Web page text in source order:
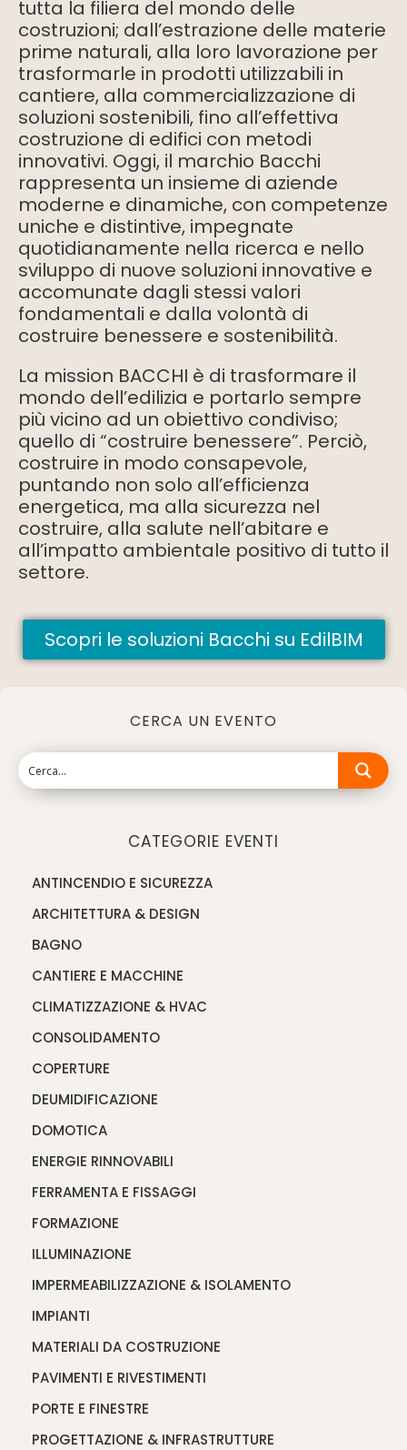
tutta la filiera del mondo delle
costruzioni; dall’estrazione delle materie
prime naturali, alla loro lavorazione per
trasformarle in prodotti utilizzabili in
cantiere, alla commercializzazione di
soluzioni sostenibili, fino all’effettiva
costruzione di edifici con metodi
innovativi. Oggi, il marchio Bacchi
rappresenta un insieme di aziende
moderne e dinamiche, con competenze
uniche e distintive, impegnate
quotidianamente nella ricerca e nello
sviluppo di nuove soluzioni innovative e
accomunate dagli stessi valori
fondamentali e dalla volontà di
costruire benessere e sostenibilità.
La mission BACCHI è di trasformare il
mondo dell’edilizia e portarlo sempre
più vicino ad un obiettivo condiviso;
quello di “costruire benessere”. Perciò,
costruire in modo consapevole,
puntando non solo all’efficienza
energetica, ma alla sicurezza nel
costruire, alla salute nell’abitare e
all’impatto ambientale positivo di tutto il
settore.
Scopri le soluzioni Bacchi su EdilBIM
CERCA UN EVENTO
CATEGORIE EVENTI
ANTINCENDIO E SICUREZZA
ARCHITETTURA & DESIGN
BAGNO
CANTIERE E MACCHINE
CLIMATIZZAZIONE & HVAC
CONSOLIDAMENTO
COPERTURE
DEUMIDIFICAZIONE
DOMOTICA
ENERGIE RINNOVABILI
FERRAMENTA E FISSAGGI
FORMAZIONE
ILLUMINAZIONE
IMPERMEABILIZZAZIONE & ISOLAMENTO
IMPIANTI
MATERIALI DA COSTRUZIONE
PAVIMENTI E RIVESTIMENTI
PORTE E FINESTRE
PROGETTAZIONE & INFRASTRUTTURE